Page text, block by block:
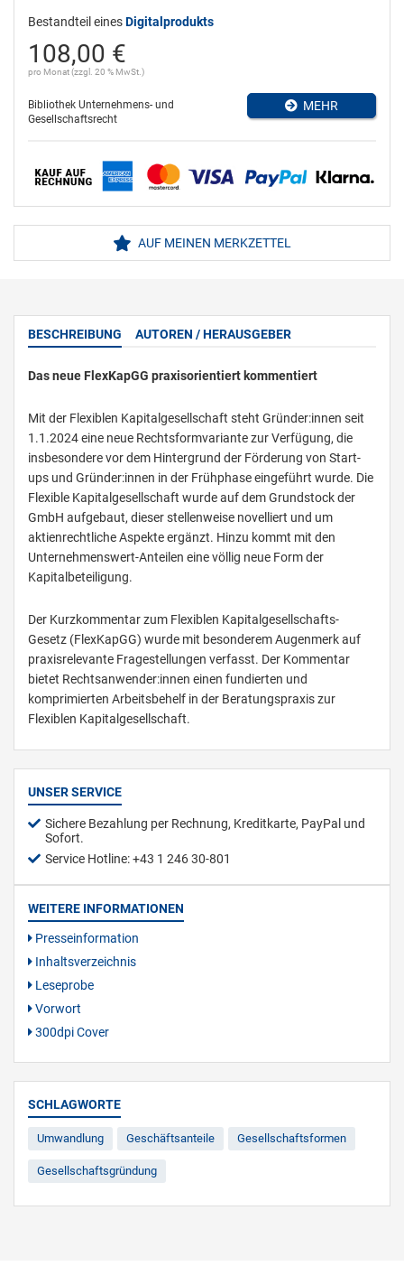
Bestandteil einesDigitalprodukts
108,00 €
pro Monat (zzgl. 20 % MwSt.)
Bibliothek Unternehmens- und
Gesellschaftsrecht
MEHR
AUF MEINEN MERKZETTEL
BESCHREIBUNG AUTOREN / HERAUSGEBER
Das neue FlexKapGG praxisorientiert kommentiert
Mit der Flexiblen Kapitalgesellschaft steht Gründer:innen seit
1.1.2024 eine neue Rechtsformvariante zur Verfügung, die
insbesondere vor dem Hintergrund der Förderung von Start-
ups und Gründer:innen in der Frühphase eingeführt wurde. Die
Flexible Kapitalgesellschaft wurde auf dem Grundstock der
GmbH aufgebaut, dieser stellenweise novelliert und um
aktienrechtliche Aspekte ergänzt. Hinzu kommt mit den
Unternehmenswert-Anteilen eine völlig neue Form der
Kapitalbeteiligung.
Der Kurzkommentar zum Flexiblen Kapitalgesellschafts-
Gesetz (FlexKapGG) wurde mit besonderem Augenmerk auf
praxisrelevante Fragestellungen verfasst. Der Kommentar
bietet Rechtsanwender:innen einen fundierten und
komprimierten Arbeitsbehelf in der Beratungspraxis zur
Flexiblen Kapitalgesellschaft.
UNSER SERVICE
Sichere Bezahlung per Rechnung, Kreditkarte, PayPal und
Sofort.
Service Hotline: +43 1 246 30-801
WEITERE INFORMATIONEN
Presseinformation
Inhaltsverzeichnis
Leseprobe
Vorwort
300dpi Cover
SCHLAGWORTE
Umwandlung Geschäftsanteile Gesellschaftsformen
Gesellschaftsgründung